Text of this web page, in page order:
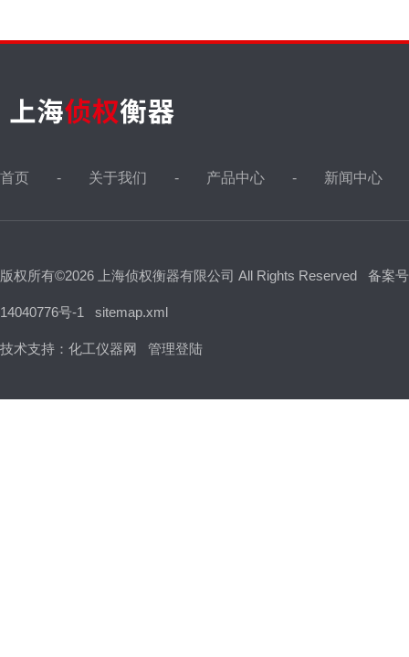
首页 关于我们 产品中心 新闻中心
版权所有©2026 上海侦权衡器有限公司 All Rights Reserved 备案
14040776号-1 sitemap.xml
技术支持： 化工仪器网 管理登陆